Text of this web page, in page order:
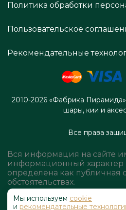
Политика обработки
Пользовательское
Рекомендательные
2010-2026 «Фабрика
шары, кии и
Все права
Вся информация на сайте
информационный характер
определена как публичная
обстоятельствах.
Мы используем cookie
и рекомендательные